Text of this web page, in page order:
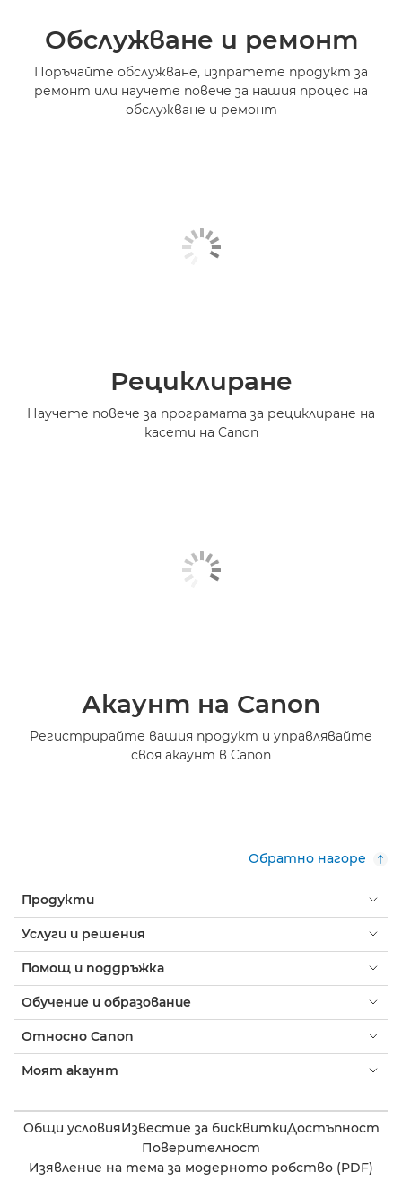
Обслужване и ремонт
Поръчайте обслужване, изпратете продукт за
ремонт или научете повече за нашия процес на
обслужване и ремонт
Рециклиране
Научете повече за програмата за рециклиране на
касети на Canon
Акаунт на Canon
Регистрирайте вашия продукт и управлявайте
своя акаунт в Canon
Обратно нагоре
Продукти
Услуги и решения
Помощ и поддръжка
Обучение и образование
Относно Canon
Моят акаунт
Общи условияИзвестие за бисквиткиДостъпност
Поверителност
Изявление на тема за модерното робство (PDF)